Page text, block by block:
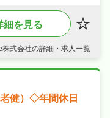
祝休み＆時短勤務も相
ランスを大切にしたい
細を見る
式会社の詳細・求人一覧
健）◇年間休日